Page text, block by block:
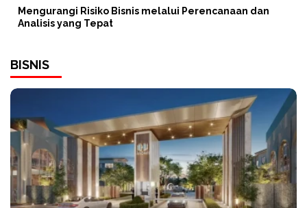
Mengurangi Risiko Bisnis melalui Perencanaan dan
Analisis yang Tepat
BISNIS